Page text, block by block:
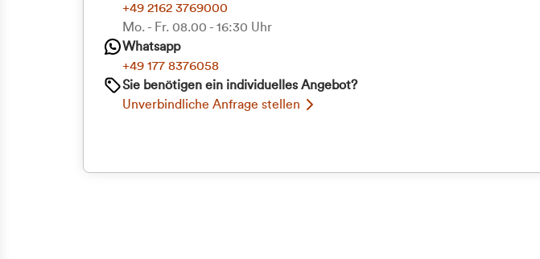
+49 2162 3769000
Mo. - Fr. 08.00 - 16:30 Uhr
Whatsapp
+49 177 8376058
Sie benötigen ein individuelles Angebot?
Unverbindliche Anfrage stellen